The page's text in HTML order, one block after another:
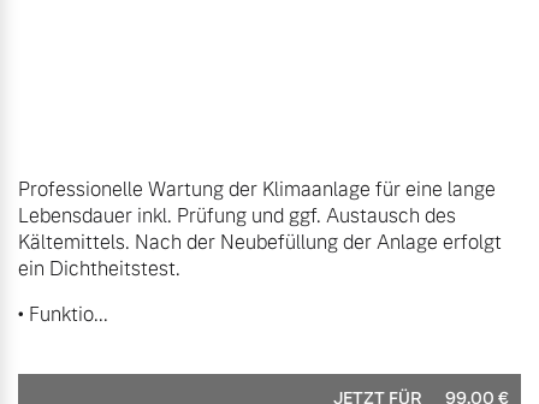
Professionelle Wartung der Klimaanlage für eine lange
Lebensdauer inkl. Prüfung und ggf. Austausch des
Kältemittels. Nach der Neubefüllung der Anlage erfolgt
ein Dichtheitstest.
• Funktio...
JETZT FÜR 99,00 €